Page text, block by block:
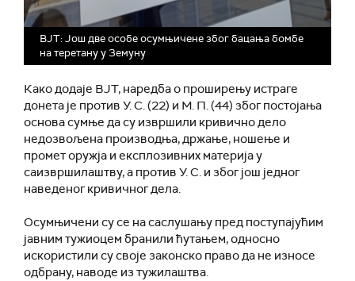
ВЈТ: Још две особе осумњичене због бацања бомбе
на теретану у Земуну
Како додаје ВЈТ, наредба о проширењу истраге
донета је против У. С. (22) и М. П. (44) због постојања
основа сумње да су извршили кривично дело
недозвољена производња, држање, ношење и
промет оружја и експлозивних материја у
саизвршилаштву, а против У. С. и због још једног
наведеног кривичног дела.
Осумњичени су се на саслушању пред поступајућим
јавним тужиоцем бранили ћутањем, односно
искористили су своје законско право да не износе
одбрану, наводе из тужилаштва.